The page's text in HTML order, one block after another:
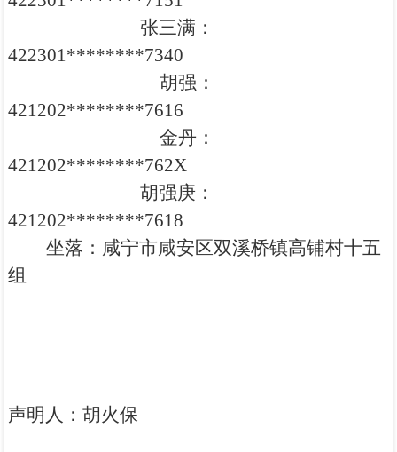
张三满：
422301********7340
胡强：
421202********7616
金丹：
421202********762X
胡强庚：
421202********7618
坐落：咸宁市咸安区双溪桥镇高铺村十五
组
声明人：胡火保